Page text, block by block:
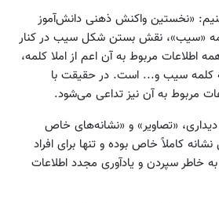
«نخستین واکنش ذهنی دانش‌آموز
«سیب»، نقش بستن شکل سیب در کنار
اطلاعات مربوط به آن اعم از املا کلمه،
کلمه سیب و... است. در حقیقت با
مربوط به آن نیز تداعی می‌شود.
«تصاویر» و «نشانه‌های خاص
کاملاً خاص بوده و تنها برای افراد
به خاطر سپردن و یادآوری مجدد اطلاعات